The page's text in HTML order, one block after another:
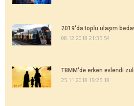
2019'da toplu ulaşım
08.12.2018 21:35:54
TBMM'de erken evlendi
25.11.2018 19:25:18